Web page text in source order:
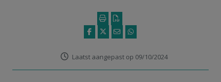
Laatst aangepast op 09/10/2024